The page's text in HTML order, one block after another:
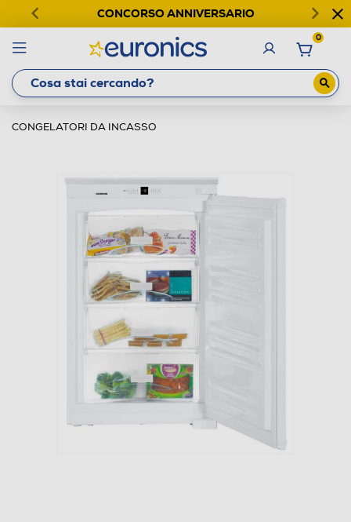
CONCORSO ANNIVERSARIO
0
CONGELATORI DA INCASSO